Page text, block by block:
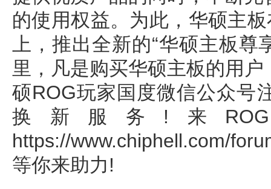
的使用权益。为此，华硕主
上，推出全新的“华硕主板
里，凡是购买华硕主板的用
硕ROG玩家国度微信公众号
换新服务!来
https://www.chiphell.com/
等你来助力!